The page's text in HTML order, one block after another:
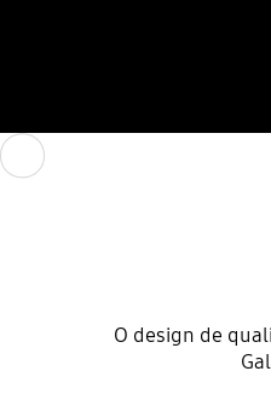
O design de